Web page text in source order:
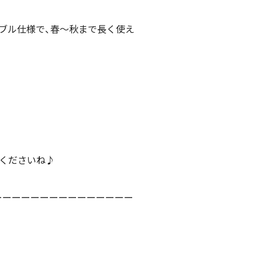
ル仕様で、春～秋まで長く使え
ださいね♪
ーーーーーーーーーーーーー